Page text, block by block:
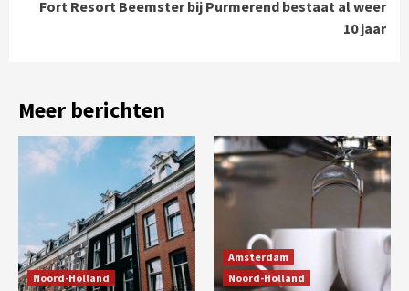
Fort Resort Beemster bij Purmerend bestaat al weer
10 jaar
Meer berichten
Noord-Holland
Amsterdam
Noord-Holland